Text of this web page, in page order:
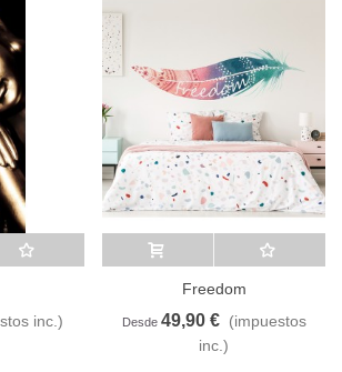
de deseos
inc.)
Añadir al carrito A lista de deseos
Freedom
Desde 49,90 € (impuestos
inc.)